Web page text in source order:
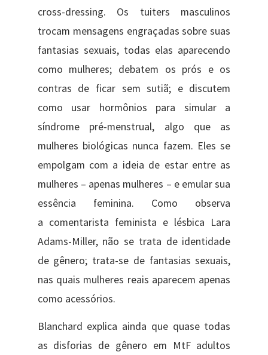
cross-dressing. Os tuiters masculinos
trocam mensagens engraçadas sobre suas
fantasias sexuais, todas elas aparecendo
como mulheres; debatem os prós e os
contras de ficar sem sutiã; e discutem
como usar hormônios para simular a
síndrome pré-menstrual, algo que as
mulheres biológicas nunca fazem. Eles se
empolgam com a ideia de estar entre as
mulheres – apenas mulheres – e emular sua
essência feminina. Como observa
a comentarista feminista e lésbica Lara
Adams-Miller, não se trata de identidade
de gênero; trata-se de fantasias sexuais,
nas quais mulheres reais aparecem apenas
como acessórios.
Blanchard explica ainda que quase todas
as disforias de gênero em MtF adultos